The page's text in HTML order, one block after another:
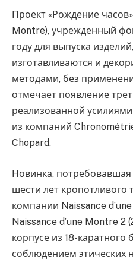
Проект «Рождение
Montre), учрежденный
году для выпуска
изготавливаются и
методами, без
отмечает появление
реализованной
из компаний
Chopard.
Новинка, потребовавшая
шести лет кропотливого
компании Naissance
Naissance d’une Montre 2
корпусе из 18-каратного
соблюдением этических